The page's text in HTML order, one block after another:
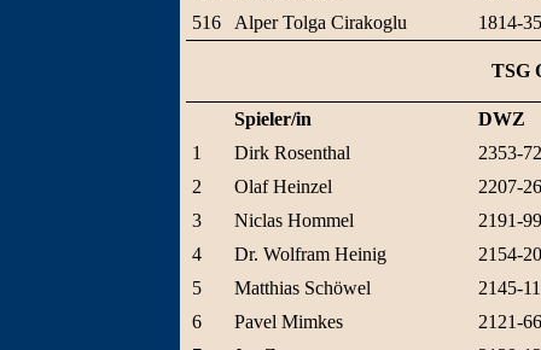
516
Alper Tolga Cirakoglu 1814-
TSG
Spieler/in
DWZ
1
Dirk Rosenthal
2353-
2
Olaf Heinzel
2207-
3
Niclas Hommel
2191-
4
Dr. Wolfram Heinig
2154-
5
Matthias Schöwel
2145-
6
Pavel Mimkes
2121-